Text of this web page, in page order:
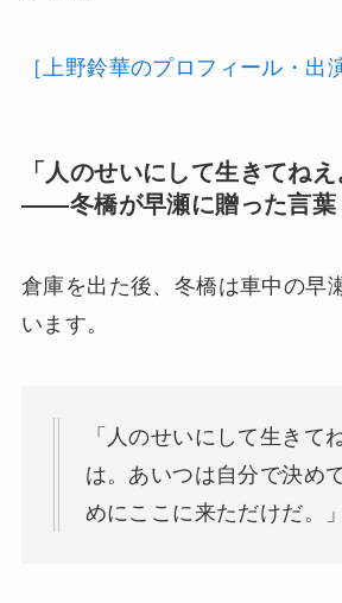
［上野鈴華のプロフィール・出
「人のせいにして生きてねえ
——冬橋が早瀬に贈った言葉
倉庫を出た後、冬橋は車中の早
います。
「人のせいにして生きて
は。あいつは自分で決め
めにここに来ただけだ。」